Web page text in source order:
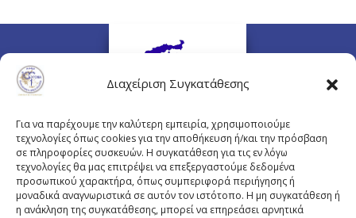
Διαχείριση Συγκατάθεσης
Για να παρέχουμε την καλύτερη εμπειρία, χρησιμοποιούμε
τεχνολογίες όπως cookies για την αποθήκευση ή/και την πρόσβαση
σε πληροφορίες συσκευών. Η συγκατάθεση για τις εν λόγω
τεχνολογίες θα μας επιτρέψει να επεξεργαστούμε δεδομένα
προσωπικού χαρακτήρα, όπως συμπεριφορά περιήγησης ή
μοναδικά αναγνωριστικά σε αυτόν τον ιστότοπο. Η μη συγκατάθεση ή
η ανάκληση της συγκατάθεσης, μπορεί να επηρεάσει αρνητικά
Πλουτάρχου 3, 10675 Αθήνα
Email επικοινωνίας:pisinfo@pis.gr